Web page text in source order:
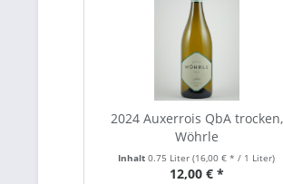
2024 Auxerrois QbA trocken,
Wöhrle
Inhalt0.75 Liter(16,00 € * / 1 Liter)
12,00 € *